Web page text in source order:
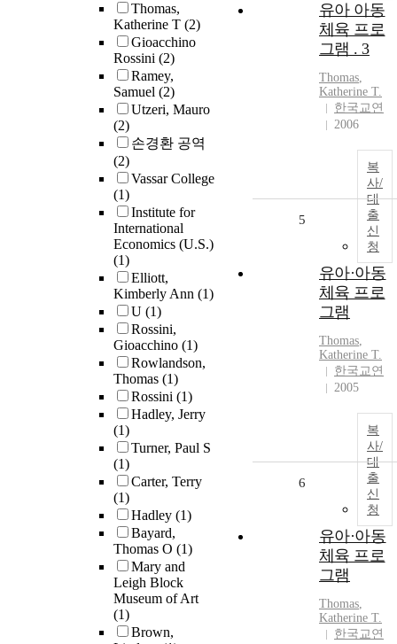
Thomas,
Katherine T (2)
Gioacchino
Rossini (2)
Ramey,
Samuel (2)
Utzeri, Mauro
(2)
손경환 공역
(2)
Vassar College
(1)
Institute for
International
Economics (U.S.)
(1)
Elliott,
Kimberly Ann (1)
U (1)
Rossini,
Gioacchino (1)
Rowlandson,
Thomas (1)
Rossini (1)
Hadley, Jerry
(1)
Turner, Paul S
(1)
Carter, Terry
(1)
Hadley (1)
Bayard,
Thomas O (1)
Mary and
Leigh Block
Museum of Art
(1)
Brown,
유아 아동
체육 프로
그램 . 3
Thomas,
Katherine T.
한국교연
2006
복
사/
대
출
신
청
5
유아·아동
체육 프로
그램
Thomas,
Katherine T.
한국교연
2005
복
사/
대
출
신
청
6
유아·아동
체육 프로
그램
Thomas,
Katherine T.
한국교연